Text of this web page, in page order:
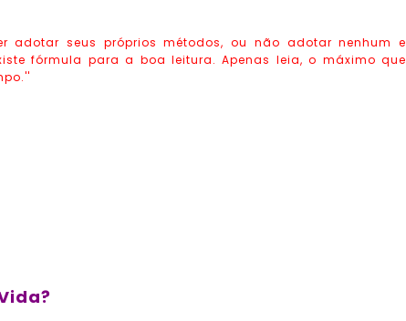
adotar seus próprios métodos, ou não adotar nenhum e
fórmula para a boa leitura. Apenas leia, o máximo que